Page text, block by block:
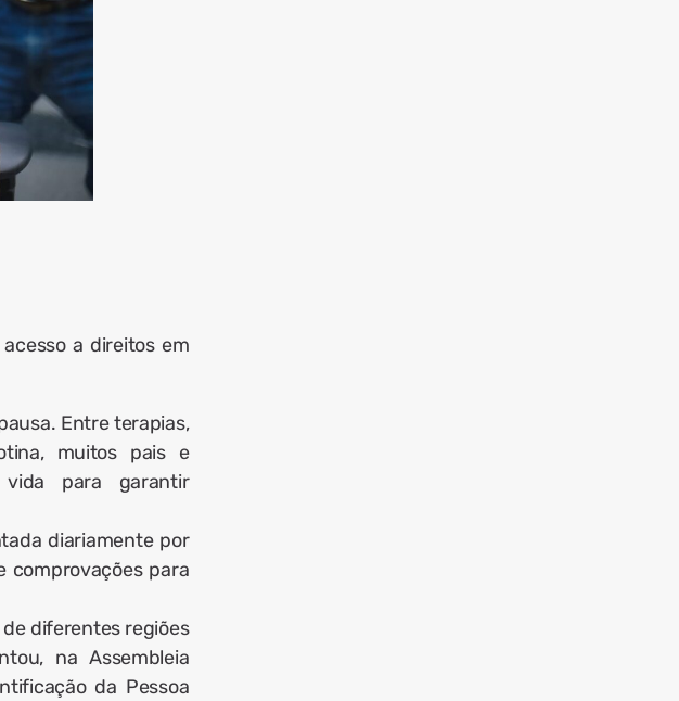
a direitos em
Entre terapias,
muitos pais e
vida para garantir
diariamente por
comprovações para
diferentes regiões
na Assembleia
da Pessoa